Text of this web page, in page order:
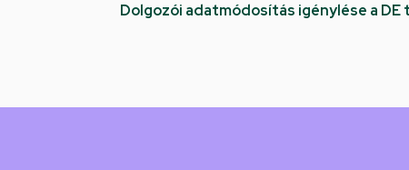
Dolgozói adatmódosítás igénylése a